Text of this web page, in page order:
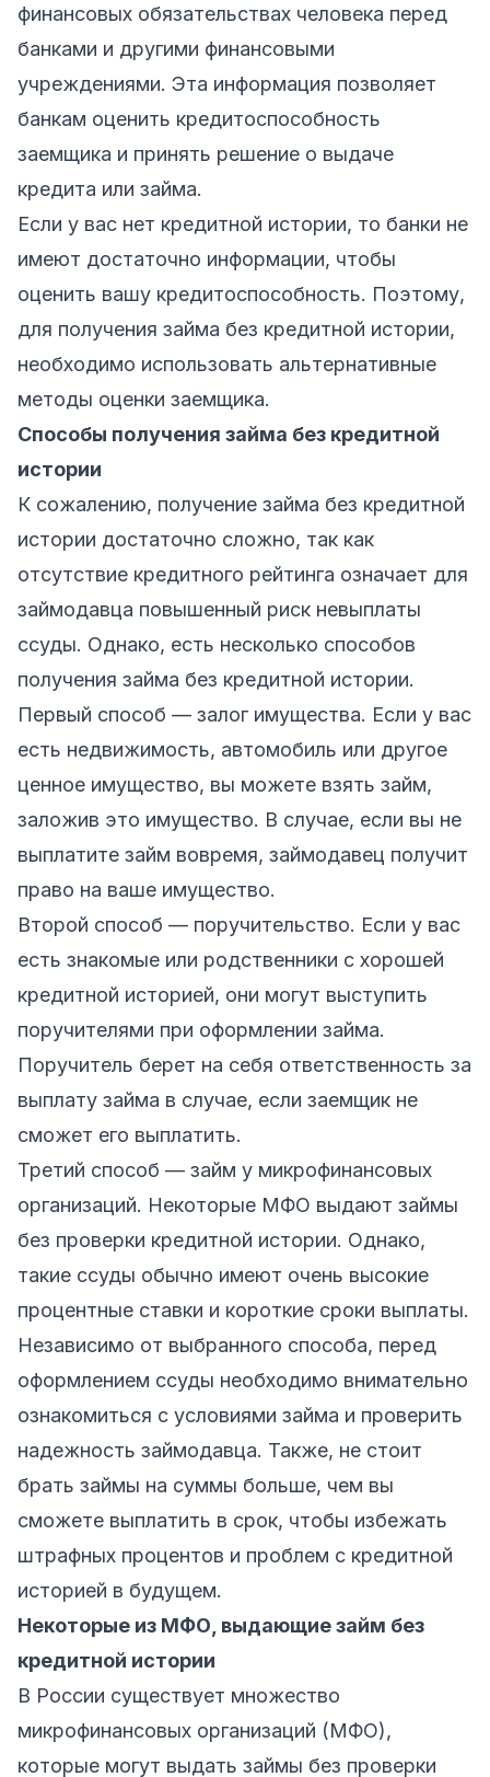
финансовых обязательствах человека перед
банками и другими финансовыми
учреждениями. Эта информация позволяет
банкам оценить кредитоспособность
заемщика и принять решение о выдаче
кредита или займа.
Если у вас нет кредитной истории, то банки не
имеют достаточно информации, чтобы
оценить вашу кредитоспособность. Поэтому,
для получения займа без кредитной истории,
необходимо использовать альтернативные
методы оценки заемщика.
Способы получения займа без кредитной
истории
К сожалению, получение займа без кредитной
истории достаточно сложно, так как
отсутствие кредитного рейтинга означает для
займодавца повышенный риск невыплаты
ссуды. Однако, есть несколько способов
получения займа без кредитной истории.
Первый способ — залог имущества. Если у вас
есть недвижимость, автомобиль или другое
ценное имущество, вы можете взять займ,
заложив это имущество. В случае, если вы не
выплатите займ вовремя, займодавец получит
право на ваше имущество.
Второй способ — поручительство. Если у вас
есть знакомые или родственники с хорошей
кредитной историей, они могут выступить
поручителями при оформлении займа.
Поручитель берет на себя ответственность за
выплату займа в случае, если заемщик не
сможет его выплатить.
Третий способ — займ у микрофинансовых
организаций. Некоторые МФО выдают займы
без проверки кредитной истории. Однако,
такие ссуды обычно имеют очень высокие
процентные ставки и короткие сроки выплаты.
Независимо от выбранного способа, перед
оформлением ссуды необходимо внимательно
ознакомиться с условиями займа и проверить
надежность займодавца. Также, не стоит
брать займы на суммы больше, чем вы
сможете выплатить в срок, чтобы избежать
штрафных процентов и проблем с кредитной
историей в будущем.
Некоторые из МФО, выдающие займ без
кредитной истории
В России существует множество
микрофинансовых организаций (МФО),
которые могут выдать займы без проверки